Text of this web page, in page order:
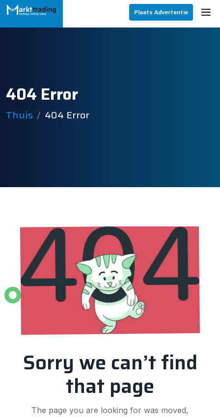
Plaats Advertentie
404 Error
Thuis 404 Error
Sorry we can’t find
that page
The page you are looking for was moved,